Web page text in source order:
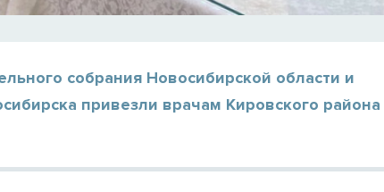
собрания Новосибирской области и
привезли врачам Кировского района